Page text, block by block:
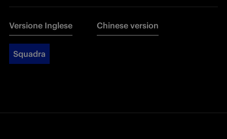
Versione Inglese Chinese version
Squadra